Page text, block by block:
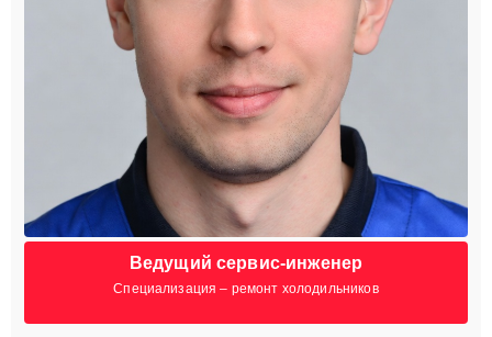
Ведущий сервис-инженер
Специализация – ремонт холодильников